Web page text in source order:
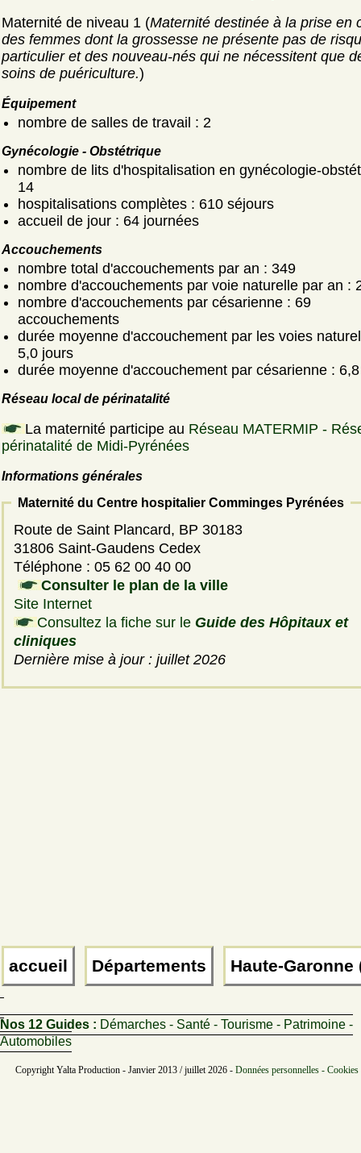
Maternité de niveau 1 (Maternité destinée à la prise en
des femmes dont la grossesse ne présente pas de
particulier et des nouveau-nés qui ne nécessitent que
soins de puériculture.)
Équipement
nombre de salles de travail : 2
Gynécologie - Obstétrique
nombre de lits d'hospitalisation en gynécologie-
14
hospitalisations complètes : 610 séjours
accueil de jour : 64 journées
Accouchements
nombre total d'accouchements par an : 349
nombre d'accouchements par voie naturelle par an :
nombre d'accouchements par césarienne : 69
accouchements
durée moyenne d'accouchement par les voies
5,0 jours
durée moyenne d'accouchement par césarienne :
Réseau local de périnatalité
La maternité participe au Réseau MATERMIP -
périnatalité de Midi-Pyrénées
Informations générales
Maternité du Centre hospitalier Comminges Pyrénées
Route de Saint Plancard, BP 30183
31806 Saint-Gaudens Cedex
Téléphone : 05 62 00 40 00
Consulter le plan de la ville
Site Internet
Consultez la fiche sur le Guide des Hôpitaux et
cliniques
Dernière mise à jour : juillet 2026
accueil Départements Haute-Garonne
Nos 12 Guides : Démarches - Santé - Tourisme - Patrimoine -
Automobiles
Copyright Yalta Production - Janvier 2013 / juillet 2026 - Données personnelles -